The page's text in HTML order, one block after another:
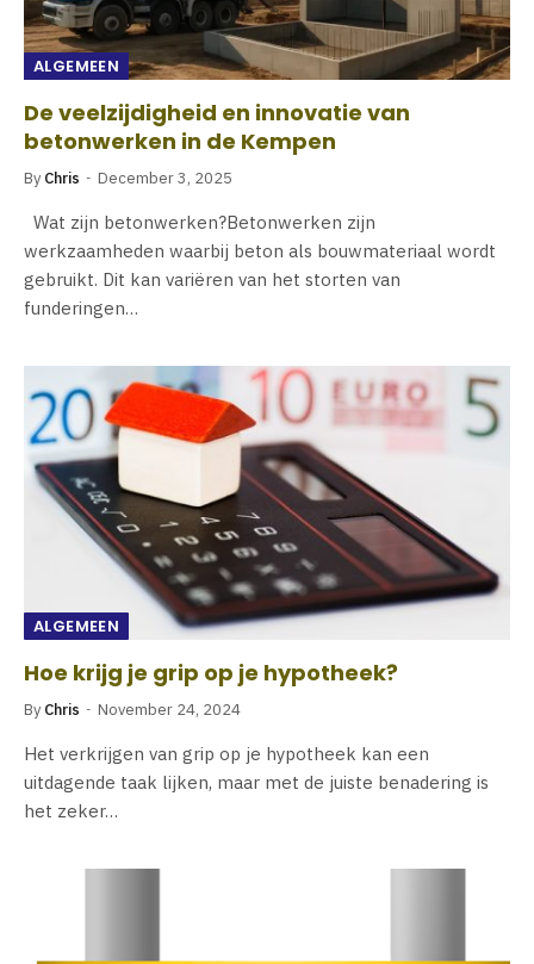
ALGEMEEN
De veelzijdigheid en innovatie van
betonwerken in de Kempen
By Chris December 3, 2025
Wat zijn betonwerken?Betonwerken zijn
werkzaamheden waarbij beton als bouwmateriaal wordt
gebruikt. Dit kan variëren van het storten van
funderingen…
ALGEMEEN
Hoe krijg je grip op je hypotheek?
By Chris November 24, 2024
Het verkrijgen van grip op je hypotheek kan een
uitdagende taak lijken, maar met de juiste benadering is
het zeker…